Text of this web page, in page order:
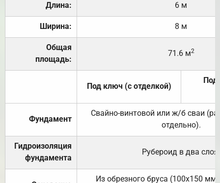
Длина: 6 м
Ширина: 8 м
Общая
площадь:
71.6 м2
Под ключ (с отделкой)
Под
Фундамент
Свайно-винтовой или ж/б сваи
отдельно).
Гидроизоляция
фундамента
Рубероид в два слоя.
Из обрезного бруса (100х150